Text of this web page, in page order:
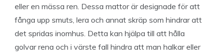
eller en mässa ren. Dessa mattor är designade för att
fånga upp smuts, lera och annat skräp som hindrar att
det spridas inomhus. Detta kan hjälpa till att hålla
golvar rena och i värste fall hindra att man halkar eller